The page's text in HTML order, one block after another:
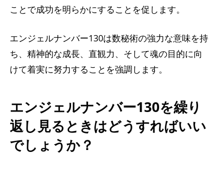
ことで成功を明らかにすることを促します。
エンジェルナンバー130は数秘術の強力な意味を持
ち、精神的な成長、直観力、そして魂の目的に向
けて着実に努力することを強調します。
エンジェルナンバー130を繰り
返し見るときはどうすればいい
でしょうか？